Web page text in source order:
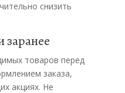
снизить
заранее
товаров перед
заказа,
акциях. Не